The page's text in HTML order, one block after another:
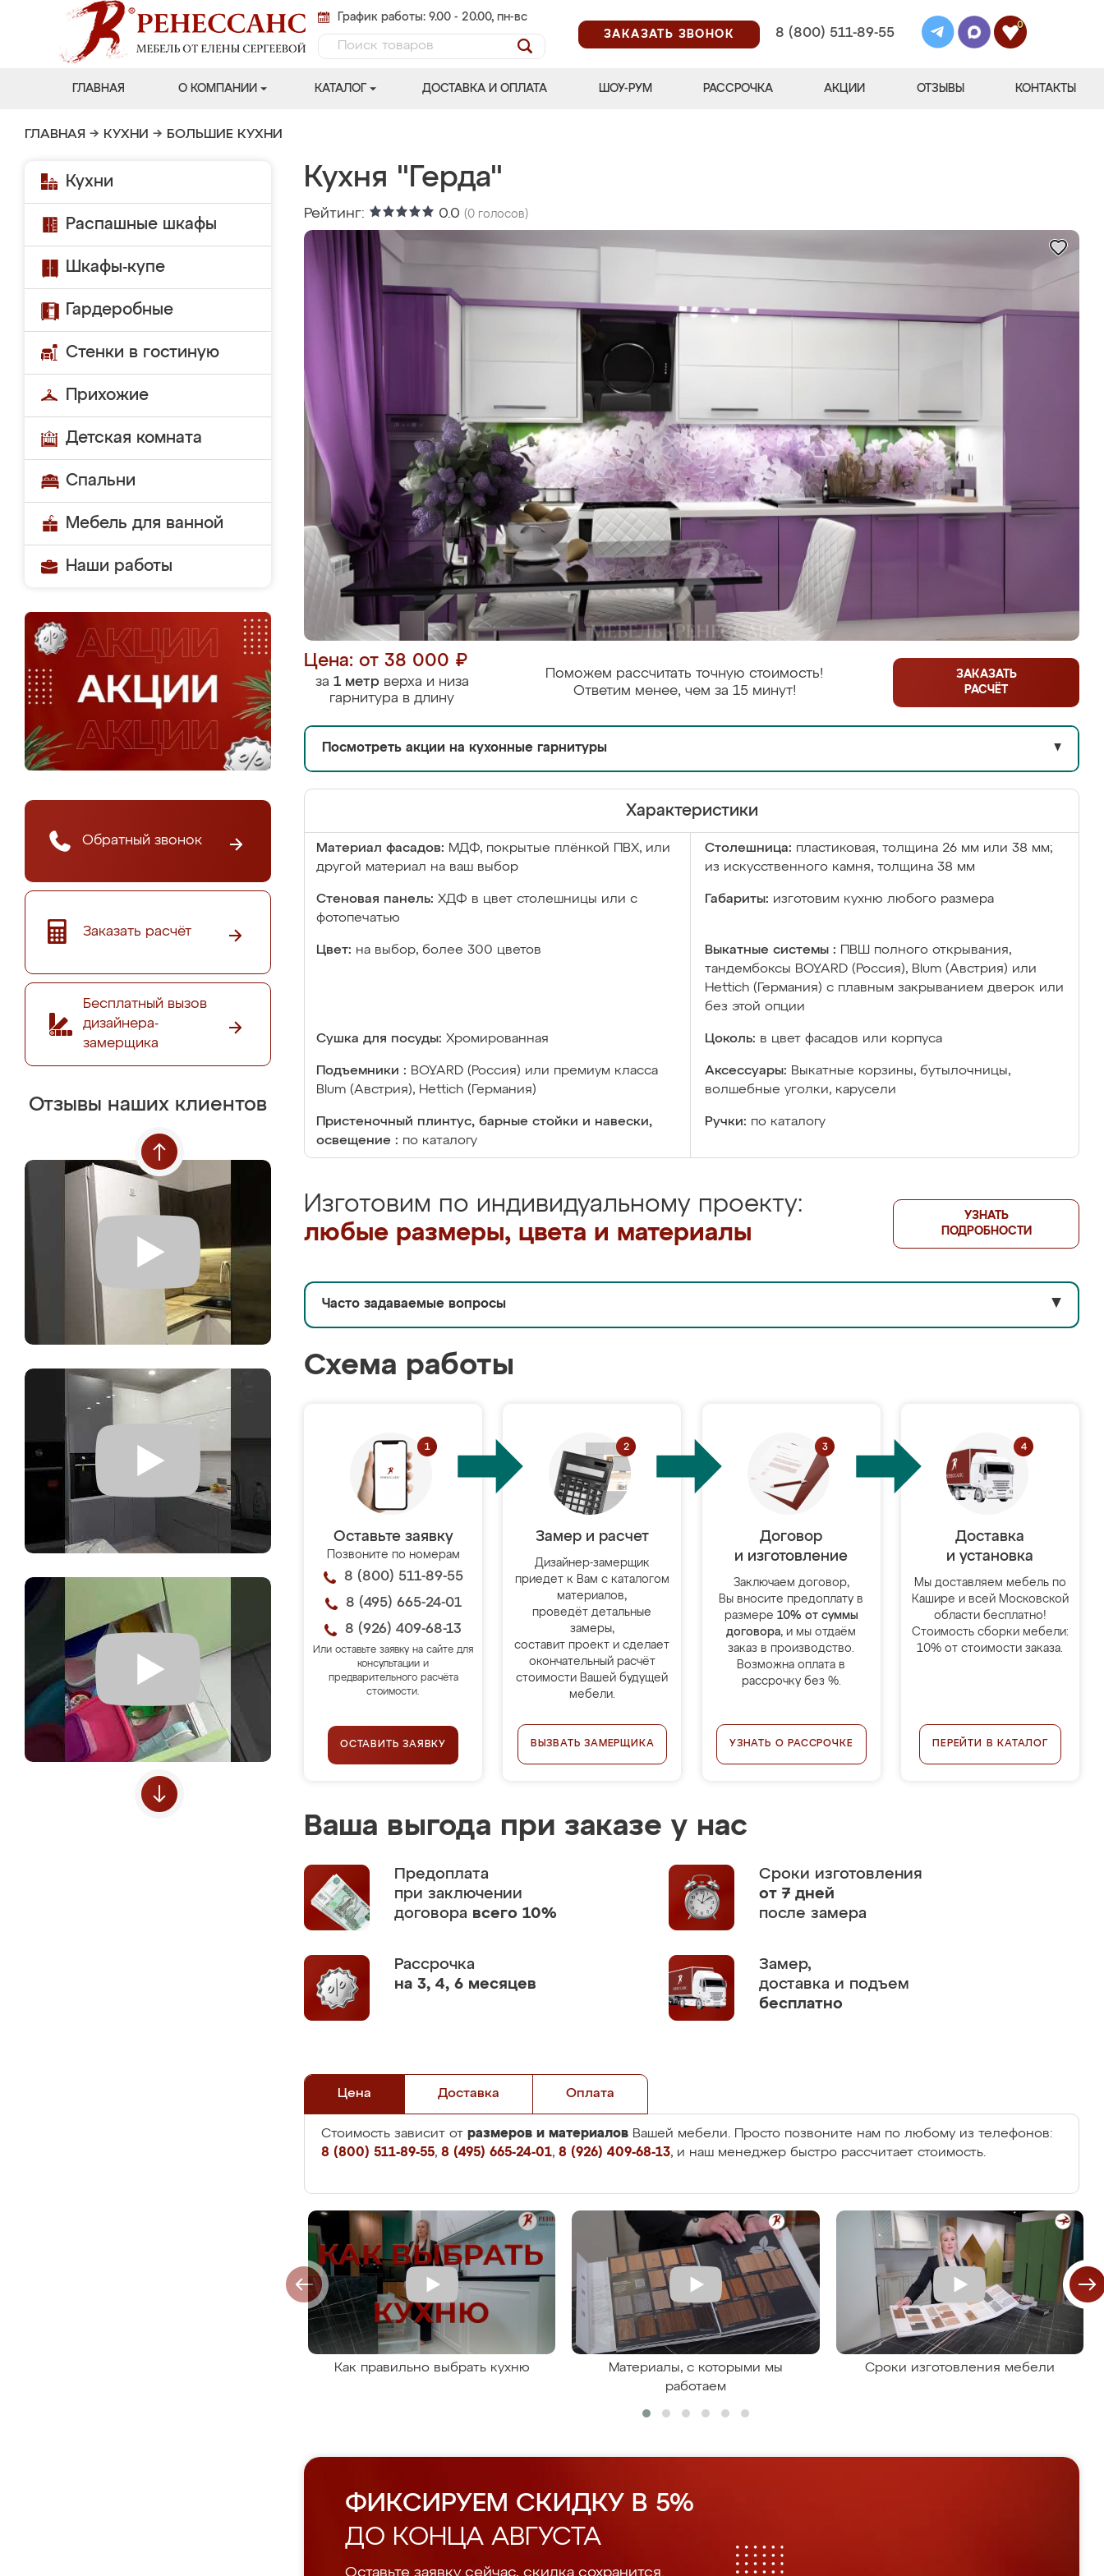
График работы: 9.00 - 20.00, пн-вс
ЗАКАЗАТЬ ЗВОНОК
8 (800) 511-89-55
0
ГЛАВНАЯ О КОМПАНИИ КАТАЛОГ ДОСТАВКА И ОПЛАТА ШОУ-РУМ РАССРОЧКА АКЦИИ ОТЗЫВЫ КОНТАКТЫ
ГЛАВНАЯ → КУХНИ → БОЛЬШИЕ КУХНИ
Кухни
Распашные шкафы
Шкафы-купе
Гардеробные
Стенки в гостиную
Прихожие
Детская комната
Спальни
Мебель для ванной
Наши работы
Обратный звонок
Заказать расчёт
Бесплатный вызов
дизайнера-
замерщика
Отзывы наших клиентов
Кухня "Герда"
Рейтинг: 0.0 (0 голосов)
Цена: от 38 000 ₽
за 1 метрверха и низа
гарнитура в длину
Поможем рассчитать точную стоимость!
Ответим менее, чем за 15 минут!
ЗАКАЗАТЬ
РАСЧЁТ
Посмотреть акции на кухонные гарнитуры ▼
Характеристики
Материал фасадов: МДФ, покрытые плёнкой ПВХ, или
другой материал на ваш выбор
Столешница: пластиковая, толщина 26 мм или 38 мм;
из искусственного камня, толщина 38 мм
Стеновая панель: ХДФ в цвет столешницы или с
фотопечатью
Габариты: изготовим кухню любого размера
Цвет: на выбор, более 300 цветов Выкатные системы :
ПВШ полного открывания,
тандембоксы BOYARD (Россия), Blum (Австрия) или
Hettich (Германия) с плавным закрыванием дверок или
без этой опции
Сушка для посуды: Хромированная Цоколь: в цвет фасадов или корпуса
Подъемники : BOYARD (Россия) или премиум класса
Blum (Австрия), Hettich (Германия)
Аксессуары: Выкатные корзины, бутылочницы,
волшебные уголки, карусели
Пристеночный плинтус, барные стойки и навески,
освещение : по каталогу
Ручки: по каталогу
Изготовим по индивидуальному проекту:
любые размеры, цвета и материалы
УЗНАТЬ
ПОДРОБНОСТИ
Часто задаваемые вопросы ▼
Схема работы
Оставьте заявку
Позвоните по номерам
8 (800) 511-89-55
8 (495) 665-24-01
8 (926) 409-68-13
Или оставьте заявку на сайте для
консультации и
предварительного расчёта
стоимости.
ОСТАВИТЬ ЗАЯВКУ
Замер и расчет
Дизайнер-замерщик
приедет к Вам с каталогом
материалов,
проведёт детальные
замеры,
составит проект и сделает
окончательный расчёт
стоимости Вашей будущей
мебели.
ВЫЗВАТЬ ЗАМЕРЩИКА
Договор
и изготовление
Заключаем договор,
Вы вносите предоплату в
размере 10% от суммы
договора, и мы отдаём
заказ в производство.
Возможна оплата в
рассрочку без %.
УЗНАТЬ О РАССРОЧКЕ
Доставка
и установка
Мы доставляем мебель по
Кашире и всей Московской
области бесплатно!
Стоимость сборки мебели:
10% от стоимости заказа.
ПЕРЕЙТИ В КАТАЛОГ
Ваша выгода при заказе у нас
Предоплата
при заключении
договора всего 10%
Сроки изготовления
от 7 дней
после замера
Рассрочка
на 3, 4, 6 месяцев
Замер,
доставка и подъем
бесплатно
Цена Доставка Оплата
Стоимость зависит от размеров и материалов Вашей мебели. Просто позвоните нам по любому из телефонов:
8 (800) 511-89-55, 8 (495) 665-24-01, 8 (926) 409-68-13, и наш менеджер быстро рассчитает стоимость.
Как правильно выбрать кухню
Материалы, с которыми мы
работаем
Сроки изготовления мебели
ФИКСИРУЕМ СКИДКУ В 5%
ДО КОНЦА АВГУСТА
Оставьте заявку сейчас, скидка сохранится.